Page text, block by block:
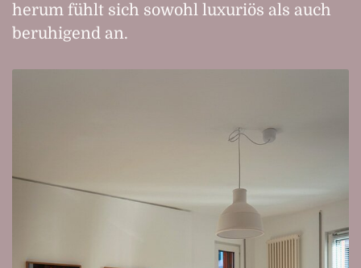
herum fühlt sich sowohl luxuriös als auch
beruhigend an.